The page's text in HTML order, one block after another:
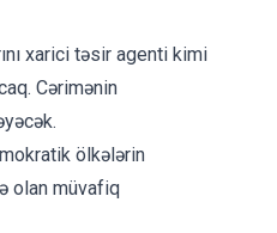
xarici təsir agenti kimi
Cərimənin
ölkələrin
olan müvafiq